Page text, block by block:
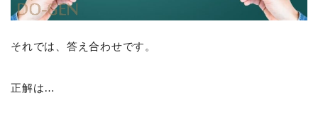
それでは、答え合わせです。
正解は…